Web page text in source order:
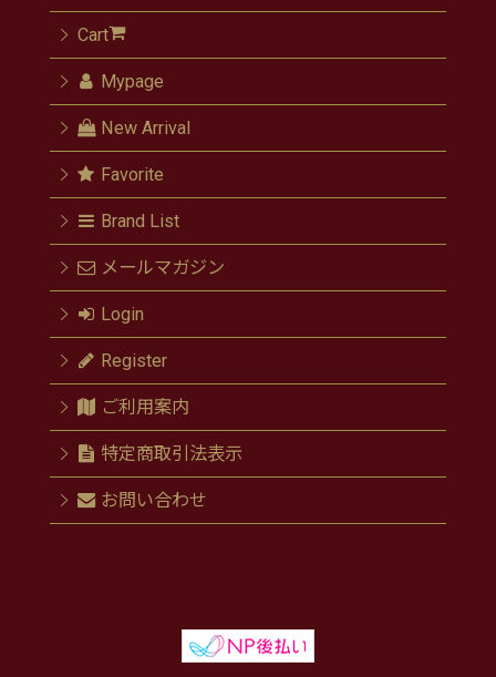
Cart
Mypage
New Arrival
Favorite
Brand List
メールマガジン
Login
Register
ご利用案内
特定商取引法表示
お問い合わせ